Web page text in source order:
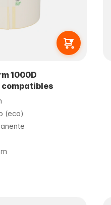
1000D
compatibles
(eco)